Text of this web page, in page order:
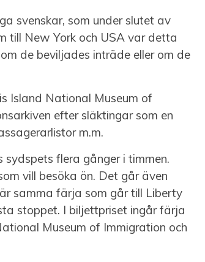
svenskar, som under slutet av
till New York och USA var detta
de beviljades inträde eller om de
Island National Museum of
efter släktingar som en
m.m.
flera gånger i timmen.
vill besöka ön. Det går även
samma färja som går till Liberty
stoppet. I biljettpriset ingår färja
Museum of Immigration och